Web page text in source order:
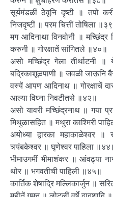
सूर्यमंडळीं ठेवूनि दृष्टी ॥ तपो
निजदृष्टीं ॥ परम चित्तीं तोषिला
मग आदिनाथा विनवोनी ॥ मच्छिंद्र
करुनी ॥ गोरक्षातें सांगितले ॥४०॥
असो मच्छिंद्र गेला तीर्थाटनी ॥
बद्रिकाशूळपाणी ॥ जवळी जाऊनि
वस्यें आपण आदिनाथ ॥ गोरक्षाचें
आल्या विघ्ना निवटीतसे ॥४२॥
असो यावरी मच्छिंद्रनाथ ॥ गया
मिथुळासहित ॥ मथुरा काश्मिरी
अयोध्या द्वारका महाकाळेश्वर
त्र्यंबकेश्वर ॥ घृणेश्वर पाहिला
भीमाउगमीं भीमाशंकर ॥ आंवढ्या
थोर ॥ भगवतीची पाहिली ॥४५॥
कार्तिक शेषाद्रि मल्लिकार्जुन ॥